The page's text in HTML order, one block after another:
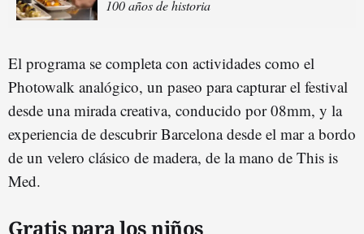
100 años de historia
El programa se completa con actividades como el
Photowalk analógico, un paseo para capturar el festival
desde una mirada creativa, conducido por 08mm, y la
experiencia de descubrir Barcelona desde el mar a bordo
de un velero clásico de madera, de la mano de This is
Med.
Gratis para los niños